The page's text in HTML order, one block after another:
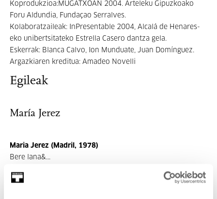
Koprodukzioa:MUGATXOAN 2004­. Arteleku Gipuzkoako
Foru Aldundia, Fundaçao Serralves.
Kolaboratzaileak: In­Presentable 2004, Alcalá de Henares­
eko unibertsitateko Estrella Casero dantza gela.
Eskerrak: Blanca Calvo, Ion Munduate, Juan Domínguez.
Argazkiaren kreditua: Amadeo Novelli
Egileak
María Jerez
Maria Jerez (Madril, 1978)
Bere lana&...
INFORMAZIO GEHIAGO
Gonbidatuak